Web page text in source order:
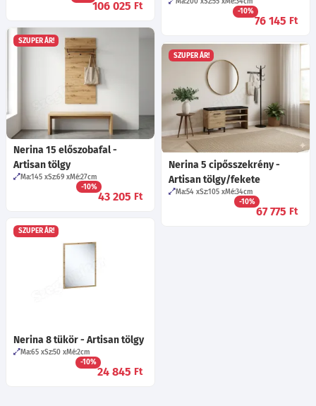
106 025 Ft Ma:200 Sz:55 Mé:34cm
-10%
76 145 Ft
SZUPER ÁR!
Nerina 15 előszobafal -
Artisan tölgy
Ma:145 Sz:69 Mé:27cm
-10%
43 205 Ft
SZUPER ÁR!
Nerina 5 cipősszekrény -
Artisan tölgy/fekete
Ma:54 Sz:105 Mé:34cm
-10%
67 775 Ft
SZUPER ÁR!
Nerina 8 tükör - Artisan tölgy
Ma:65 Sz:50 Mé:2cm
-10%
24 845 Ft